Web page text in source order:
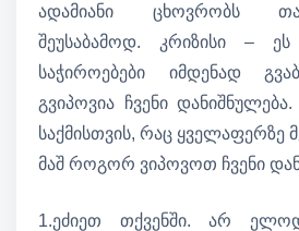
ადამიანი ცხოვრობს
შეუსაბამოდ. კრიზისი –
საჭიროებები იმდენად
გვიპოვია ჩვენი
საქმისთვის, რაც ყველაფერზე
მაშ როგორ ვიპოვოთ ჩვენი
1.ეძიეთ თქვენში. არ